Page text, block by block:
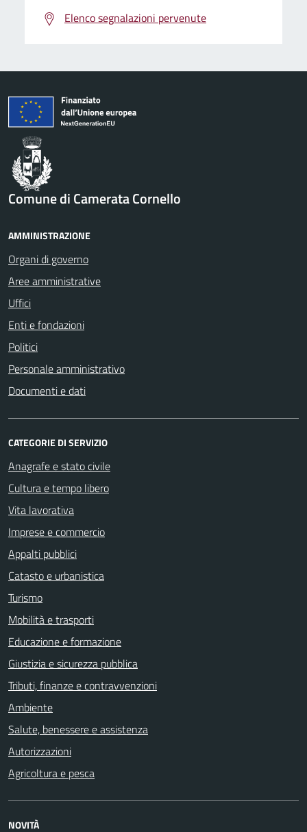
Elenco segnalazioni pervenute
Comune di Camerata Cornello
AMMINISTRAZIONE
Organi di governo
Aree amministrative
Uffici
Enti e fondazioni
Politici
Personale amministrativo
Documenti e dati
CATEGORIE DI SERVIZIO
Anagrafe e stato civile
Cultura e tempo libero
Vita lavorativa
Imprese e commercio
Appalti pubblici
Catasto e urbanistica
Turismo
Mobilità e trasporti
Educazione e formazione
Giustizia e sicurezza pubblica
Tributi, finanze e contravvenzioni
Ambiente
Salute, benessere e assistenza
Autorizzazioni
Agricoltura e pesca
NOVITÀ